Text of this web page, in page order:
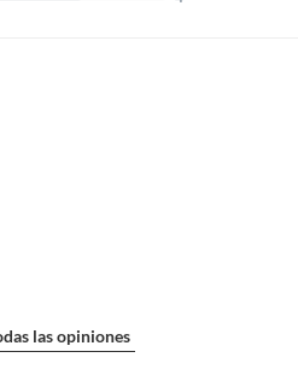
las opiniones